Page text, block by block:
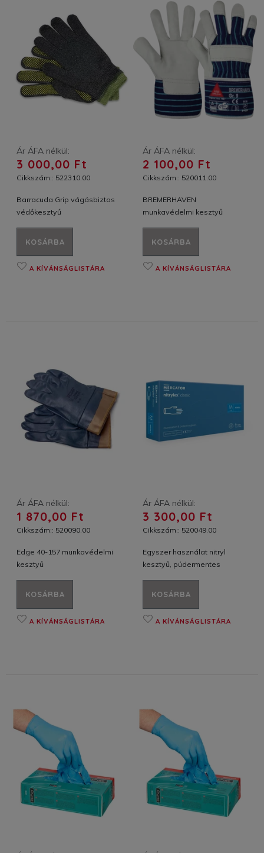
Ár ÁFA nélkül:
3 000,00 Ft
Cikkszám:: 522310.00
Barracuda Grip vágásbiztos
védőkesztyű
KOSÁRBA
A KÍVÁNSÁGLISTÁRA
Ár ÁFA nélkül:
2 100,00 Ft
Cikkszám:: 520011.00
BREMERHAVEN
munkavédelmi kesztyű
KOSÁRBA
A KÍVÁNSÁGLISTÁRA
Ár ÁFA nélkül:
1 870,00 Ft
Cikkszám:: 520090.00
Edge 40-157 munkavédelmi
kesztyű
KOSÁRBA
A KÍVÁNSÁGLISTÁRA
Ár ÁFA nélkül:
3 300,00 Ft
Cikkszám:: 520049.00
Egyszer használat nitryl
kesztyű, púdermentes
KOSÁRBA
A KÍVÁNSÁGLISTÁRA